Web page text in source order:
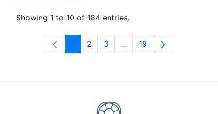
Showing 1 to 10 of 184 entries.
Page
1 Page
2 Page
3 ...Intermediate Pages Use
Page
19